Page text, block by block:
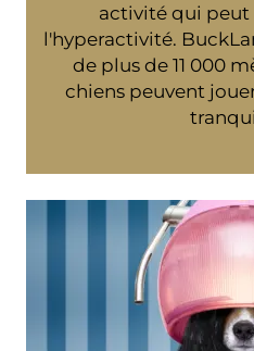
activité qui peut
l'hyperactivité.
de plus de 11 000
chiens peuvent